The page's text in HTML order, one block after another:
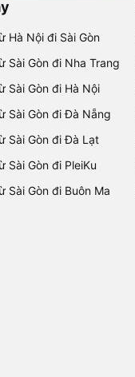
Hà Nội đi Sài Gòn
Sài Gòn đi Nha Trang
Sài Gòn đi Hà Nội
Sài Gòn đi Đà Nẵng
Sài Gòn đi Đà Lạt
Sài Gòn đi PleiKu
Sài Gòn đi Buôn Ma